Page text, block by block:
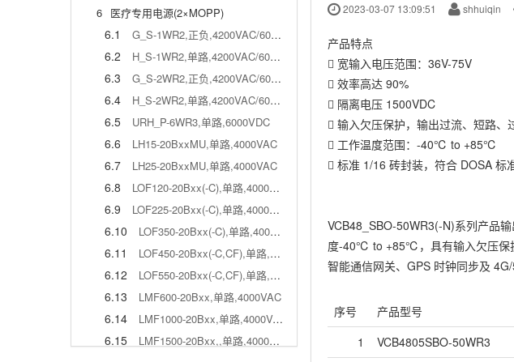
6 医疗专用电源(2×MOPP)
6.1 G_S-1WR2,正负,4200VAC/6000VDC
6.2 H_S-1WR2,单路,4200VAC/6000VDC
6.3 G_S-2WR2,正负,4200VAC/6000VDC
6.4 H_S-2WR2,单路,4200VAC/6000VDC
6.5 URH_P-6WR3,单路,6000VDC
6.6 LH15-20BxxMU,单路,4000VAC
6.7 LH25-20BxxMU,单路,4000VAC
6.8 LOF120-20Bxx(-C),单路,4000VAC
6.9 LOF225-20Bxx(-C),单路,4000VAC
6.10 LOF350-20Bxx(-C),单路,4000VAC
6.11 LOF450-20Bxx(-C,CF),单路,4000VAC
6.12 LOF550-20Bxx(-C,CF),单路,4000VAC
6.13 LMF600-20Bxx,单路,4000VAC
6.14 LMF1000-20Bxx,单路,4000VAC
6.15
LMF1500-20Bxx,,单路,4000VAC
2023-03-07 13:09:51 shhuiqin
产品特点
 宽输入电压范围：36V-75V
 效率高达 90%
 隔离电压 1500VDC
 输入欠压保护，输出过流、短路、
 工作温度范围：-40℃ to +85℃
 标准 1/16 砖封装，符合 DOSA 标
VCB48_SBO-50WR3(-N)系列产品
度-40℃ to +85℃，具有输入欠压保
智能通信网关、GPS 时钟同步及
序号 产品型号
1
VCB4805SBO-50WR3